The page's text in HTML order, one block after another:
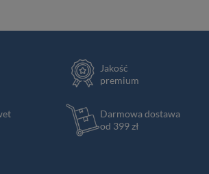
Jakość
premium
Darmowa dostawa
od 399 zł